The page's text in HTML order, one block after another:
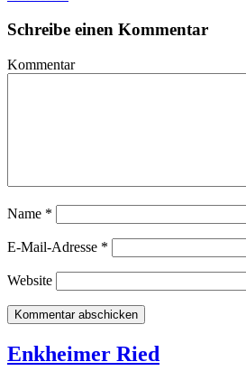
Schreibe einen Kommentar
Kommentar
Name *
E-Mail-Adresse *
Website
Enkheimer Ried